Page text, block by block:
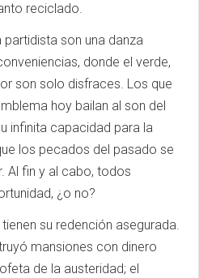
reciclado.
son una danza
donde el verde,
son solo disfraces. Los que
hoy bailan al son del
infinita capacidad para la
los pecados del pasado se
Al fin y al cabo, todos
¿o no?
su redención asegurada.
mansiones con dinero
de la austeridad; el